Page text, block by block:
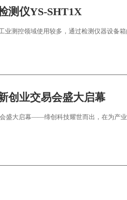
测仪YS-SHT1X
业测控领域使用较多，通过检测仪器设备
创业交易会盛大启幕
盛大启幕——缔创科技耀世而出，在为产